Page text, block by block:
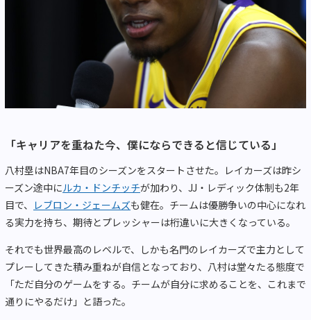
「キャリアを重ねた今、僕にならできると信じている」
八村塁はNBA7年目のシーズンをスタートさせた。レイカーズは昨シ
ーズン途中にルカ・ドンチッチが加わり、JJ・レディック体制も2年
目で、
レブロン・ジェームズも健在。チームは優勝争いの中心になれ
る実力を持ち、期待とプレッシャーは桁違いに大きくなっている。
それでも世界最高のレベルで、しかも名門のレイカーズで主力として
プレーしてきた積み重ねが自信となっており、八村は堂々たる態度で
「ただ自分のゲームをする。チームが自分に求めることを、これまで
通りにやるだけ」と語った。